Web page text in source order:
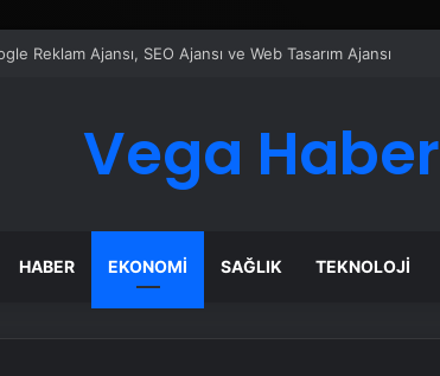
Taşımacılık Yazılımı
Vega Haber
HABER EKONOMI SAĞLIK TEKNOLOJI